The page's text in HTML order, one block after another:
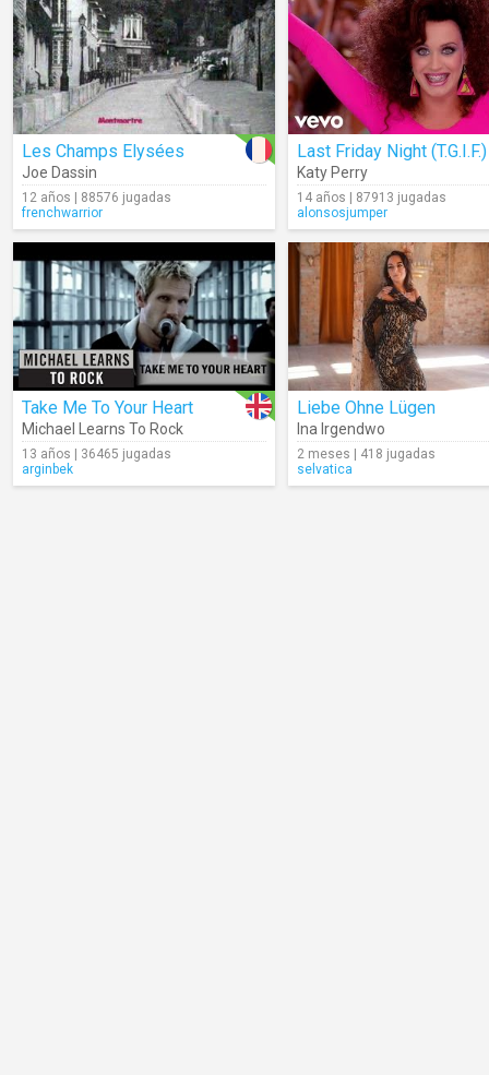
Les Champs Elysées
Joe Dassin
12 años | 88576 jugadas
frenchwarrior
Last Friday Night (T.G.I.F.)
Katy Perry
14 años | 87913 jugadas
alonsosjumper
Take Me To Your Heart
Michael Learns To Rock
13 años | 36465 jugadas
arginbek
Liebe Ohne Lügen
Ina Irgendwo
2 meses | 418 jugadas
selvatica